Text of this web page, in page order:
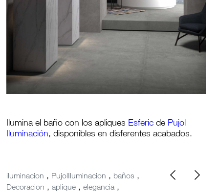
Ilumina el baño con los apliques Esferic de Pujol
Iluminación, disponibles en disferentes acabados.
iluminacion , PujolIluminacion , baños ,
Decoracion ,aplique ,elegancia ,